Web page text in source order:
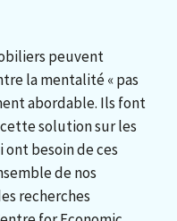
peuvent
la mentalité « pas
abordable. Ils font
solution sur les
besoin de ces
de nos
recherches